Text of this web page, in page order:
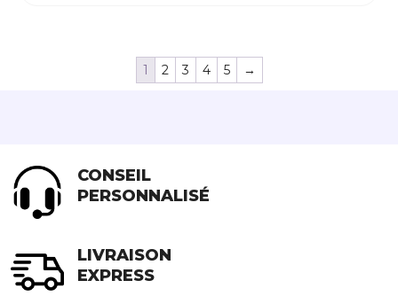
être
choisies
sur
du
produit
1 2 3 4 5 →
CONSEIL
PERSONNALISÉ
LIVRAISON
EXPRESS